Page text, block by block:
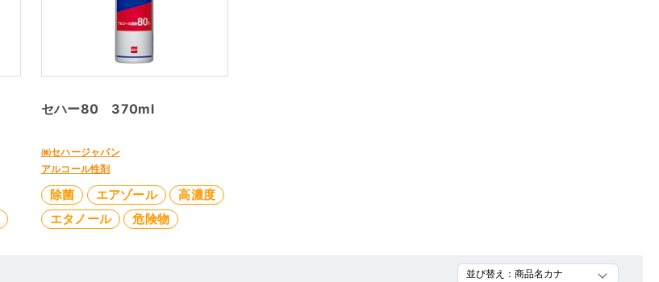
セハー80 370ml
㈱セハージャパン
アルコール性剤
除菌 エアゾール
高濃度
エタノール
危険物